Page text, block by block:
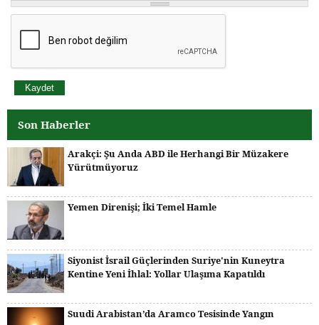
Son Haberler
Arakçi: Şu Anda ABD ile Herhangi Bir Müzakere
Yürütmüyoruz
Yemen Direnişi; İki Temel Hamle
Siyonist İsrail Güçlerinden Suriye'nin Kuneytra
Kentine Yeni İhlal: Yollar Ulaşıma Kapatıldı
Suudi Arabistan’da Aramco Tesisinde Yangın